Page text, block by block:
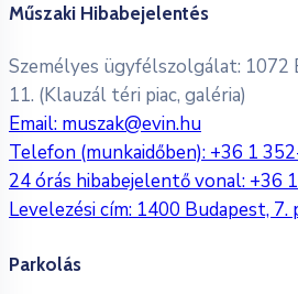
Műszaki Hibabejelentés
Személyes ügyfélszolgálat: 1072
11. (Klauzál téri piac, galéria)
Email: muszak@evin.hu
Telefon (munkaidőben): +36 1
24 órás hibabejelentő vonal: +36
Levelezési cím: 1400 Budapest, 7.
Parkolás